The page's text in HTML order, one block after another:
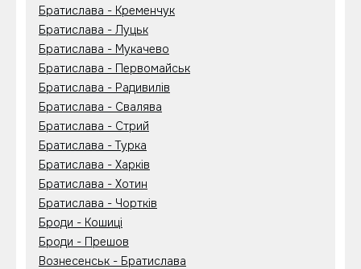
Братислава - Кременчук
Братислава - Луцьк
Братислава - Мукачево
Братислава - Первомайськ
Братислава - Радивилів
Братислава - Свалява
Братислава - Стрий
Братислава - Турка
Братислава - Харків
Братислава - Хотин
Братислава - Чортків
Броди - Кошиці
Броди - Прешов
Вознесенськ - Братислава